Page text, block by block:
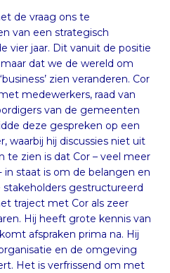
de vraag ons te
van een strategisch
vier jaar. Dit vanuit de positie
dat we de wereld om
zien veranderen. Cor
medewerkers, raad van
van de gemeenten
deze gespreken op een
waarbij hij discussies niet uit
zien is dat Cor – veel meer
staat is om de belangen en
stakeholders gestructureerd
traject met Cor als zeer
Hij heeft grote kennis van
afspraken prima na. Hij
en de omgeving
Het is verfrissend om met